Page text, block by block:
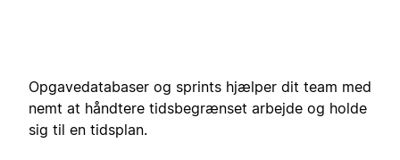
Opgavedatabaser og sprints hjælper dit team med
nemt at håndtere tidsbegrænset arbejde og holde
sig til en tidsplan.